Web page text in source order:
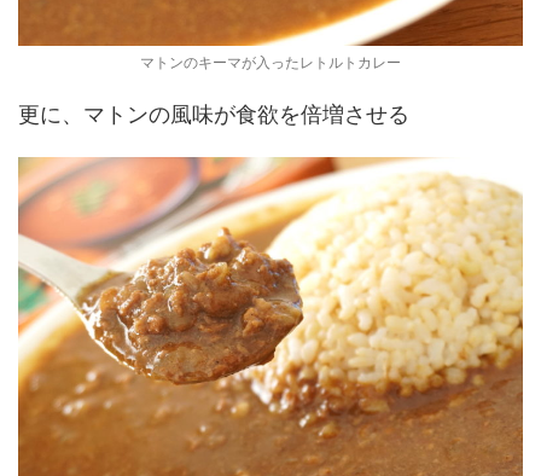
マトンのキーマが入ったレトルトカレー
更に、マトンの風味が食欲を倍増させる